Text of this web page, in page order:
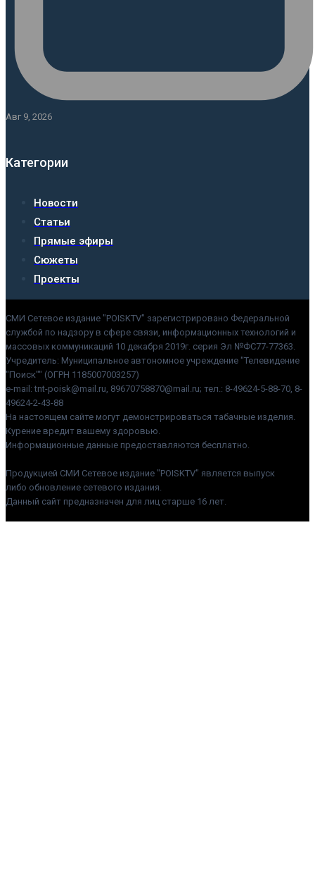
Авг 9, 2026
Категории
Новости
Статьи
Прямые эфиры
Сюжеты
Проекты
СМИ Сетевое издание "POISKTV" зарегистрировано Федеральной
службой по надзору в сфере связи, информационных технологий и
массовых коммуникаций 10 декабря 2019г. серия Эл №ФС77-77363.
Учредитель: Муниципальное автономное учреждение "Телевидение
"Поиск"" (ОГРН 1185007003257)
e-mail: tnt-poisk@mail.ru, 89670758870@mail.ru; тел.: 8-49624-5-88-70, 8-
49624-2-43-88
На настоящем сайте могут демонстрироваться табачные изделия.
Курение вредит вашему здоровью.
Информационные данные предоставляются бесплатно.
Продукцией СМИ Сетевое издание "POISKTV" является выпуск
либо обновление сетевого издания.
Данный сайт предназначен для лиц старше 16 лет.